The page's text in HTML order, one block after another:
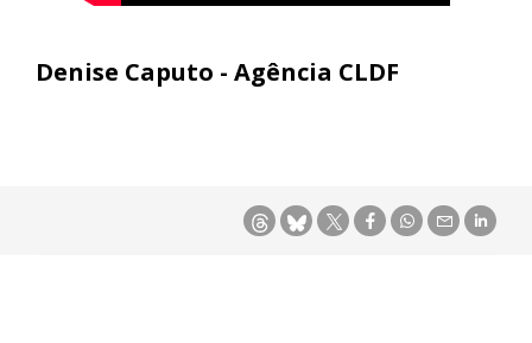
Denise Caputo - Agência CLDF